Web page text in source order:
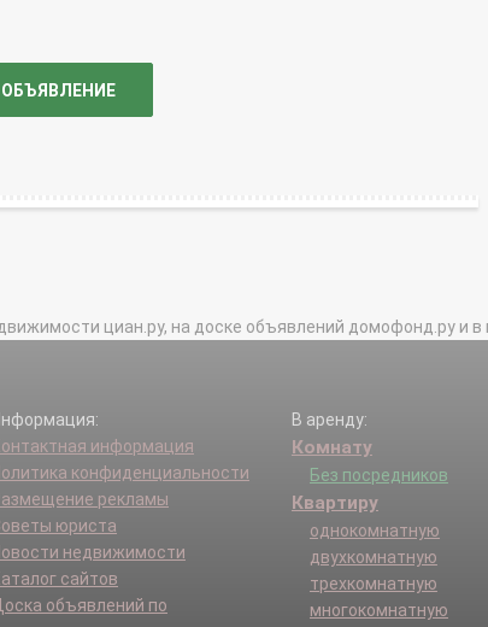
циан.ру, на доске объявлений домофонд.ру и в
информация
конфиденциальности
рекламы
юриста
недвижимости
сайтов
объявлений по
В аренду:
Комнату
Без посредников
Квартиру
однокомнатную
двухкомнатную
трехкомнатную
многокомнатную